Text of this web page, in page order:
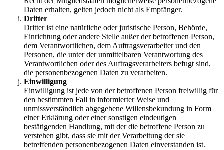
Daten erhalten, gelten jedoch nicht als Empfänger.
Dritter
Dritter ist eine natürliche oder juristische Person, Behörde,
Einrichtung oder andere Stelle außer der betroffenen Person,
dem Verantwortlichen, dem Auftragsverarbeiter und den
Personen, die unter der unmittelbaren Verantwortung des
Verantwortlichen oder des Auftragsverarbeiters befugt sind,
die personenbezogenen Daten zu verarbeiten.
Einwilligung
Einwilligung ist jede von der betroffenen Person freiwillig für
den bestimmten Fall in informierter Weise und
unmissverständlich abgegebene Willensbekundung in Form
einer Erklärung oder einer sonstigen eindeutigen
bestätigenden Handlung, mit der die betroffene Person zu
verstehen gibt, dass sie mit der Verarbeitung der sie
betreffenden personenbezogenen Daten einverstanden ist.